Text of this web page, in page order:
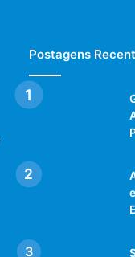
Postagens